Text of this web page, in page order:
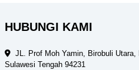
HUBUNGI KAMI
JL. Prof Moh Yamin, Birobuli
Sulawesi Tengah 94231